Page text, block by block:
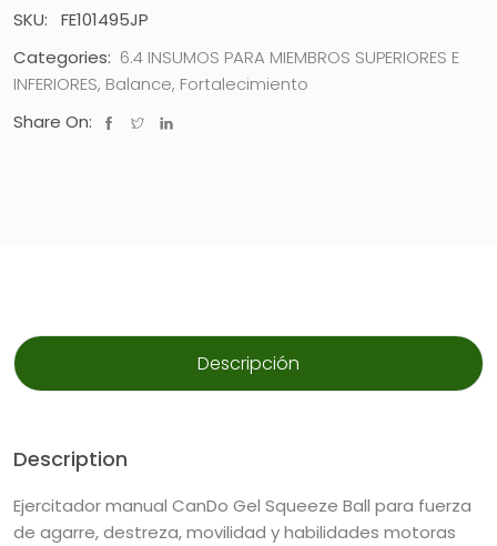
SKU:
FE101495JP
Categories: 6.4 INSUMOS PARA MIEMBROS SUPERIORES E
INFERIORES, Balance, Fortalecimiento
Share On:
Descripción
Description
Ejercitador manual CanDo Gel Squeeze Ball para fuerza
de agarre, destreza, movilidad y habilidades motoras